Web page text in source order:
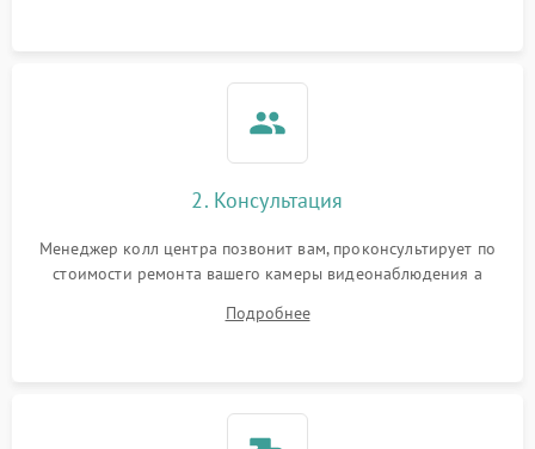
2. Консультация
Менеджер колл центра позвонит вам, проконсультирует по
стоимости ремонта вашего камеры видеонаблюдения а
Подробнее